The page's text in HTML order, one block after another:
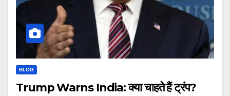
BLOG
Trump Warns India: क्या चाहते हैं ट्रंप?